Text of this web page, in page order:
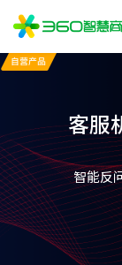
客服
智能反